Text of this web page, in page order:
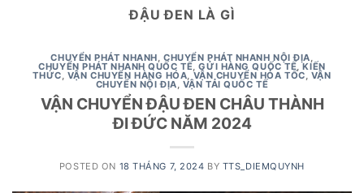
ĐẬU ĐEN LÀ GÌ
CHUYỂN PHÁT NHANH,CHUYỂN PHÁT NHANH NỘI ĐỊA,
CHUYỂN PHÁT NHANH QUỐC TẾ,GỬI HÀNG QUỐC TẾ,KIẾN
THỨC, VẬN CHUYỂN HÀNG HÓA, VẬN CHUYỂN HỎA TỐC, VẬN
CHUYỂN NỘI ĐỊA, VẬN TẢI QUỐC TẾ
VẬN CHUYỂN ĐẬU ĐEN CHÂU THÀNH
ĐI ĐỨC NĂM 2024
POSTED ON 18 THÁNG 7, 2024 BY TTS_DIEMQUYNH